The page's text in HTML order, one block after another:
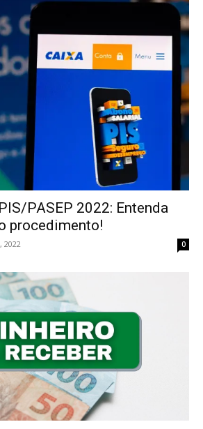
PASEP 2022: Entenda
procedimento!
2022 0